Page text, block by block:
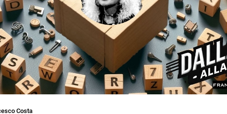
Costa